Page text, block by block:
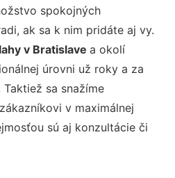
spokojných
ak sa k nim pridáte aj vy.
v Bratislave a okolí
úrovni už roky a za
sa snažíme
v maximálnej
sú aj konzultácie či